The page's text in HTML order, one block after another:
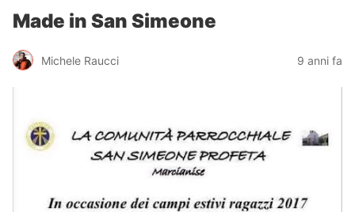
Made in San Simeone
Michele Raucci 9 anni fa